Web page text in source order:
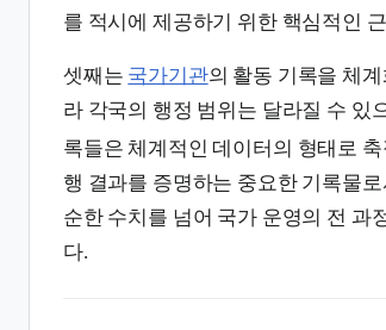
를 적시에 제공하기 위한 핵심적인
셋째는 국가기관의 활동 기록을 체
라 각국의 행정 범위는 달라질 수 있
록들은 체계적인 데이터의 형태로
행 결과를 증명하는 중요한 기록물
순한 수치를 넘어 국가 운영의 전 과
다.